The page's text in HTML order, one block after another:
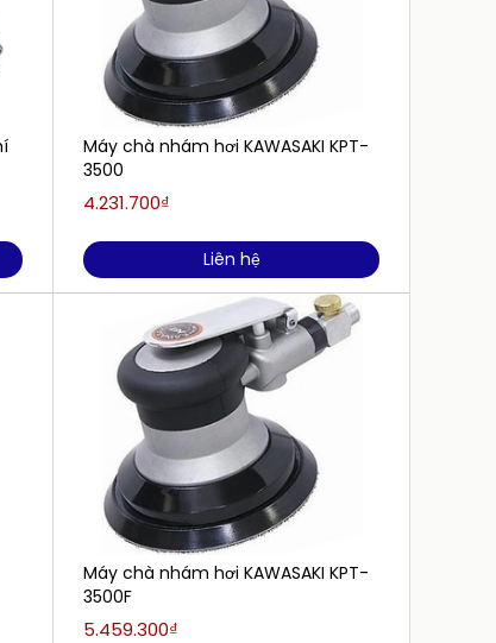
Máy chà nhám hơi KAWASAKI KPT-
3500
4.231.700₫
Liên hệ
Máy chà nhám hơi KAWASAKI KPT-
3500F
5.459.300₫